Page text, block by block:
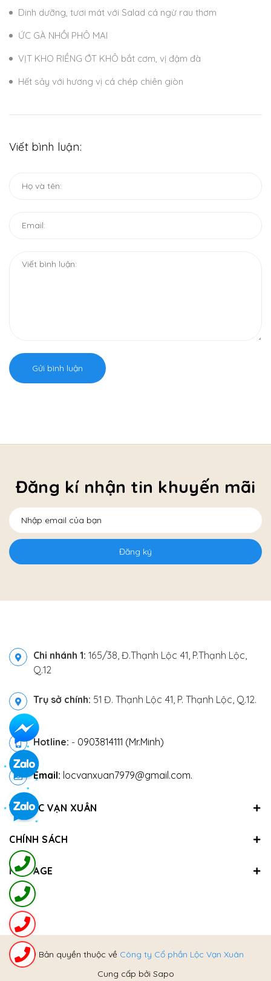
Dinh dưỡng, tươi mát với Salad cá ngừ rau thơm
ỨC GÀ NHỒI PHÔ MAI
VỊT KHO RIỀNG ỚT KHÔ bắt cơm, vị đậm đà
Hết sảy với hương vị cá chép chiên giòn
Viết bình luận:
Gửi bình luận
Đăng kí nhận tin khuyến mãi
Đăng ký
Chi nhánh 1: 165/38, Đ.Thạnh Lộc 41, P.Thạnh Lộc,
Q.12
Trụ sở chính: 51 Đ. Thạnh Lộc 41, P. Thạnh Lộc, Q.12.
Hotline: - 0903814111 (Mr.Minh)
Email: locvanxuan7979@gmail.com.
VỀ LỘC VẠN XUÂN
CHÍNH SÁCH
FANPAGE
@ Bản quyền thuộc về Công ty Cổ phần Lộc Vạn Xuân
Cung cấp bởi Sapo